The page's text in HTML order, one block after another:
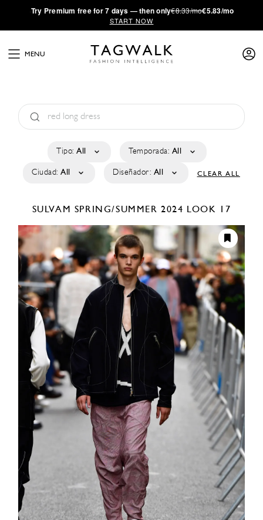
·Try Premium free for 7 days — then only€8.33/mo€5.83/mo
START NOW
MENU
Tipo: All Temporada: All
Ciudad: All Diseñador: All CLEAR ALL
SULVAM SPRING/SUMMER 2024 LOOK 17